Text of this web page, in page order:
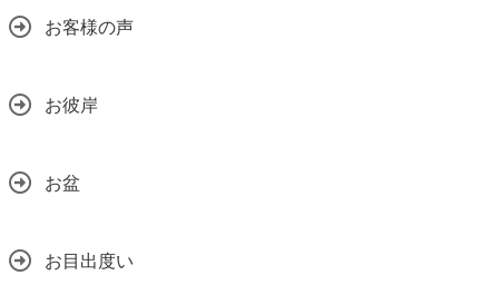
お客様の声
お彼岸
お盆
お目出度い